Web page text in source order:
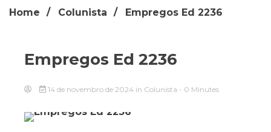
Home Colunista Empregos Ed 2236
Empregos Ed 2236
14 de novembro de 2024 in Colunista - 0 Minutes